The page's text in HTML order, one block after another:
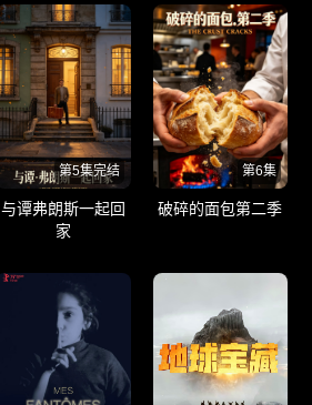
第5集完结
与谭弗朗斯一起回
家
第6集
破碎的面包第二季